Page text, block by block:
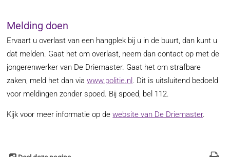
Melding doen
Ervaart u overlast van een hangplek bij u in de buurt, dan kunt u
dat melden. Gaat het om overlast, neem dan contact op met de
jongerenwerker van De Driemaster. Gaat het om strafbare
zaken, meld het dan viawww.politie.nl . Dit is uitsluitend bedoeld
voor meldingen zonder spoed. Bij spoed, bel 112.
Kijk voor meer informatie op dewebsite van De Driemaster.